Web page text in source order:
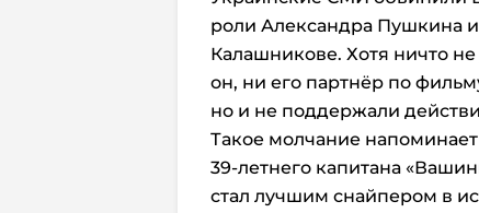
роли Александра Пушкина
Калашникове. Хотя ничто
он, ни его партнёр по
но и не поддержали
Такое молчание
39-летнего капитана
стал лучшим снайпером в